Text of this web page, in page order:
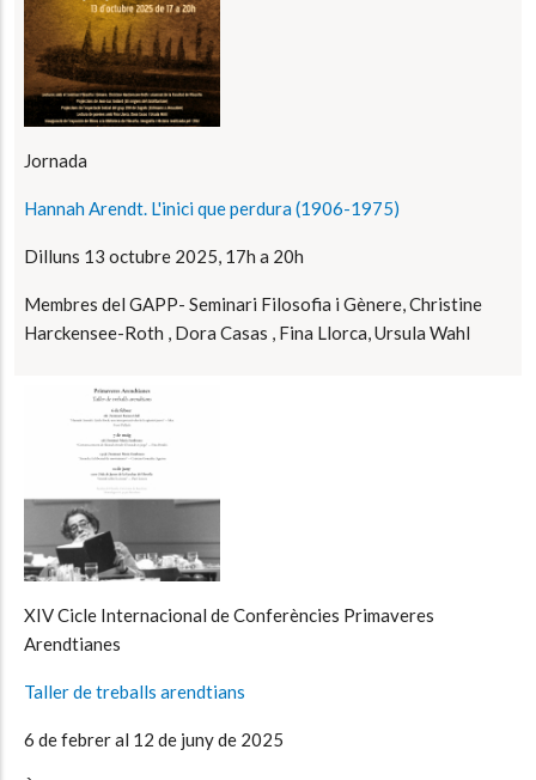
Jornada
Hannah Arendt. L'inici que perdura (1906-1975)
Dilluns 13 octubre 2025, 17h a 20h
Membres del GAPP- Seminari Filosofia i Gènere, Christine
Harckensee-Roth , Dora Casas , Fina Llorca, Ursula Wahl
XIV Cicle Internacional de Conferències Primaveres
Arendtianes
Taller de treballs arendtians
6 de febrer al 12 de juny de 2025